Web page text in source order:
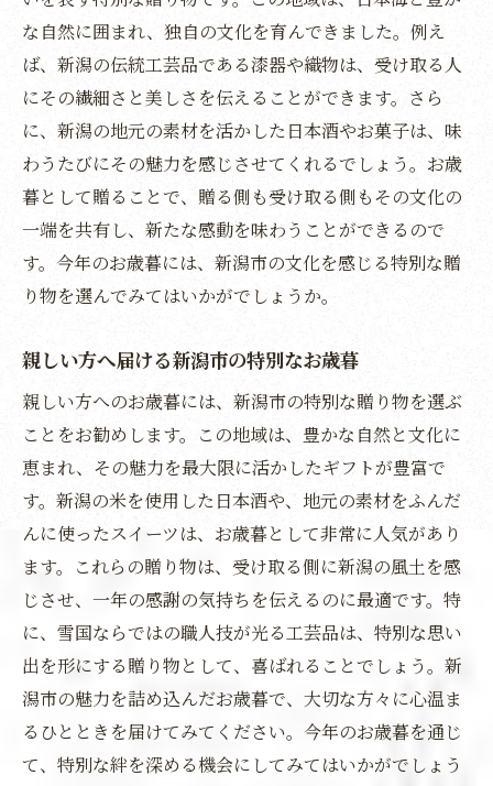
多彩な新潟市の魅力を感じるお歳暮
冬を彩る新潟市の心温まるギフト
な自然に囲まれ、独自の文化を育んできました。例え
ば、新潟の伝統工芸品である漆器や織物は、受け取る人
にその繊細さと美しさを伝えることができます。さら
に、新潟の地元の素材を活かした日本酒やお菓子は、味
わうたびにその魅力を感じさせてくれるでしょう。お歳
暮として贈ることで、贈る側も受け取る側もその文化の
一端を共有し、新たな感動を味わうことができるので
す。今年のお歳暮には、新潟市の文化を感じる特別な贈
り物を選んでみてはいかがでしょうか。
親しい方へ届ける新潟市の特別なお歳暮
親しい方へのお歳暮には、新潟市の特別な贈り物を選ぶ
ことをお勧めします。この地域は、豊かな自然と文化に
恵まれ、その魅力を最大限に活かしたギフトが豊富で
す。新潟の米を使用した日本酒や、地元の素材をふんだ
んに使ったスイーツは、お歳暮として非常に人気があり
ます。これらの贈り物は、受け取る側に新潟の風土を感
じさせ、一年の感謝の気持ちを伝えるのに最適です。特
に、雪国ならではの職人技が光る工芸品は、特別な思い
出を形にする贈り物として、喜ばれることでしょう。新
潟市の魅力を詰め込んだお歳暮で、大切な方々に心温ま
るひとときを届けてみてください。今年のお歳暮を通じ
て、特別な絆を深める機会にしてみてはいかがでしょう